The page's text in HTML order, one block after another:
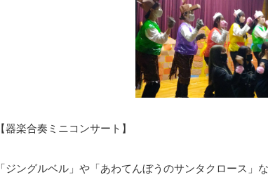
【器楽合奏ミニコンサート】
「ジングルベル」や「あわてんぼうのサンタクロース」